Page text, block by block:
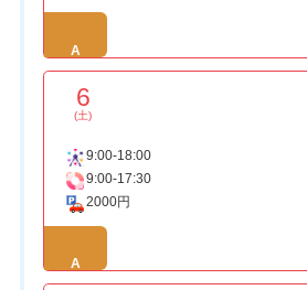
A
6
(土)
9:00-18:00
9:00-17:30
2000円
A